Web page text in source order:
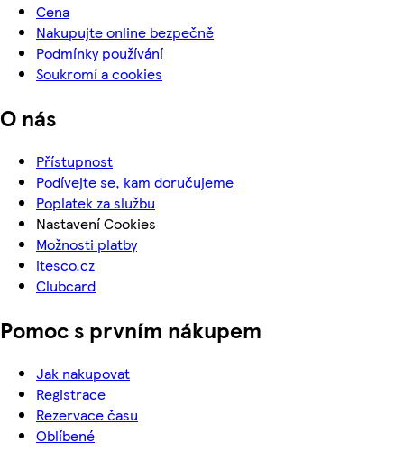
Cena
Nakupujte online bezpečně
Podmínky používání
Soukromí a cookies
O nás
Přístupnost
Podívejte se, kam doručujeme
Poplatek za službu
Nastavení Cookies
Možnosti platby
itesco.cz
Clubcard
Pomoc s prvním nákupem
Jak nakupovat
Registrace
Rezervace času
Oblíbené